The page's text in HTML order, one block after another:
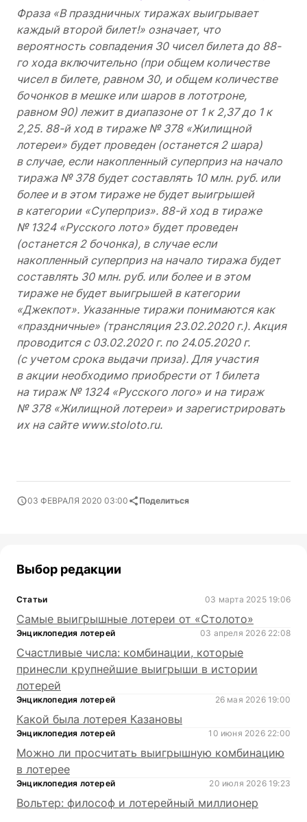
Фраза «В праздничных тиражах выигрывает
каждый второй билет!» означает, что
вероятность совпадения 30 чисел билета до 88-
го хода включительно (при общем количестве
чисел в билете, равном 30, и общем количестве
бочонков в мешке или шаров в лототроне,
равном 90) лежит в диапазоне от 1 к 2,37 до 1 к
2,25. 88-й ход в тираже № 378 «Жилищной
лотереи» будет проведен (останется 2 шара)
в случае, если накопленный суперприз на начало
тиража № 378 будет составлять 10 млн. руб. или
более и в этом тираже не будет выигрышей
в категории «Суперприз». 88-й ход в тираже
№ 1324 «Русского лото» будет проведен
(останется 2 бочонка), в случае если
накопленный суперприз на начало тиража будет
составлять 30 млн. руб. или более и в этом
тираже не будет выигрышей в категории
«Джекпот». Указанные тиражи понимаются как
«праздничные» (трансляция 23.02.2020 г.). Акция
проводится с 03.02.2020 г. по 24.05.2020 г.
(с учетом срока выдачи приза). Для участия
в акции необходимо приобрести от 1 билета
на тираж № 1324 «Русского лого» и на тираж
№ 378 «Жилищной лотереи» и зарегистрировать
их на сайте www.stoloto.ru.
03 ФЕВРАЛЯ 2020 03:00 Поделиться
Выбор редакции
Статьи 03 марта 2025 19:06
Самые выигрышные лотереи от «Столото»
Энциклопедия лотерей 03 апреля 2026 22:08
Счастливые числа: комбинации, которые
принесли крупнейшие выигрыши в истории
лотерей
Энциклопедия лотерей 26 мая 2026 19:00
Какой была лотерея Казановы
Энциклопедия лотерей 10 июня 2026 22:00
Можно ли просчитать выигрышную комбинацию
в лотерее
Энциклопедия лотерей 20 июля 2026 19:23
Вольтер: философ и лотерейный миллионер